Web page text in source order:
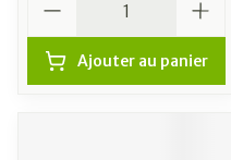
Ajouter au panier